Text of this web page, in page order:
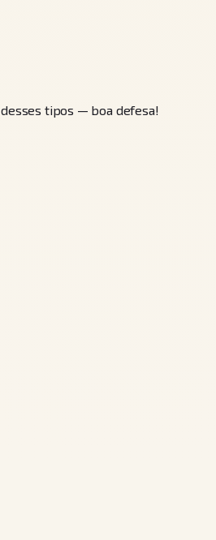
tipos — boa defesa!